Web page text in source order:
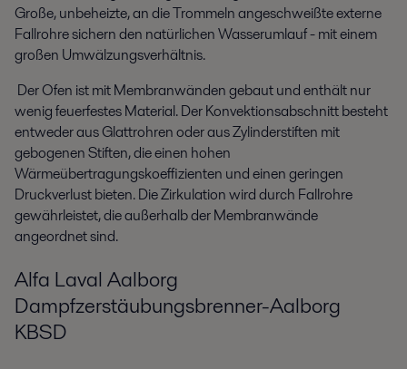
Große, unbeheizte, an die Trommeln angeschweißte externe
Fallrohre sichern den natürlichen Wasserumlauf - mit einem
großen Umwälzungsverhältnis.
Der Ofen ist mit Membranwänden gebaut und enthält nur
wenig feuerfestes Material. Der Konvektionsabschnitt besteht
entweder aus Glattrohren oder aus Zylinderstiften mit
gebogenen Stiften, die einen hohen
Wärmeübertragungskoeffizienten und einen geringen
Druckverlust bieten. Die Zirkulation wird durch Fallrohre
gewährleistet, die außerhalb der Membranwände
angeordnet sind.
Alfa Laval Aalborg
Dampfzerstäubungsbrenner-Aalborg
KBSD